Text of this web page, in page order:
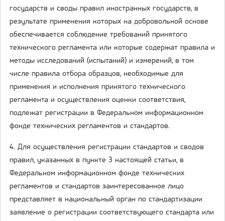
государств и своды правил иностранных государств, в
результате применения которых на добровольной основе
обеспечивается соблюдение требований принятого
технического регламента или которые содержат правила и
методы исследований (испытаний) и измерений, в том
числе правила отбора образцов, необходимые для
применения и исполнения принятого технического
регламента и осуществления оценки соответствия,
подлежат регистрации в Федеральном информационном
фонде технических регламентов и стандартов.
4. Для осуществления регистрации стандартов и сводов
правил, указанных в пункте 3 настоящей статьи, в
Федеральном информационном фонде технических
регламентов и стандартов заинтересованное лицо
представляет в национальный орган по стандартизации
заявление о регистрации соответствующего стандарта или